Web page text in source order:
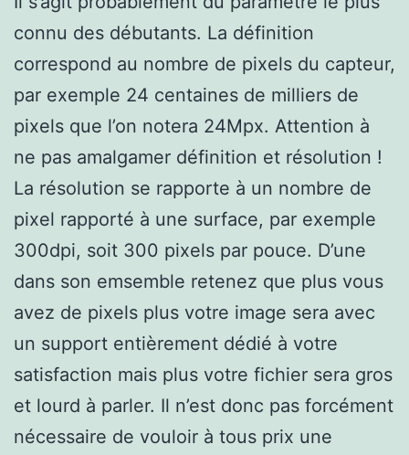
connu des débutants. La définition
correspond au nombre de pixels du capteur,
par exemple 24 centaines de milliers de
pixels que l’on notera 24Mpx. Attention à
ne pas amalgamer définition et résolution !
La résolution se rapporte à un nombre de
pixel rapporté à une surface, par exemple
300dpi, soit 300 pixels par pouce. D’une
dans son emsemble retenez que plus vous
avez de pixels plus votre image sera avec
un support entièrement dédié à votre
satisfaction mais plus votre fichier sera gros
et lourd à parler. Il n’est donc pas forcément
nécessaire de vouloir à tous prix une